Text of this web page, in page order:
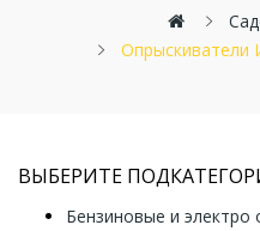
Опрыскиватели
ВЫБЕРИТЕ
Бензиновые и электро